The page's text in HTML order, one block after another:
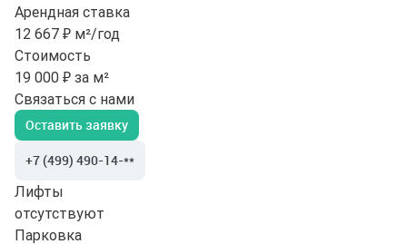
Арендная ставка
12 667 ₽ м²/год
Стоимость
19 000 ₽ за м²
Связаться с нами
Оставить заявку
+7 (499) 490-14-**
Лифты
отсутствуют
Парковка